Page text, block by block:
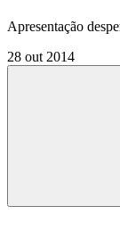
Apresentação
28 out 2014